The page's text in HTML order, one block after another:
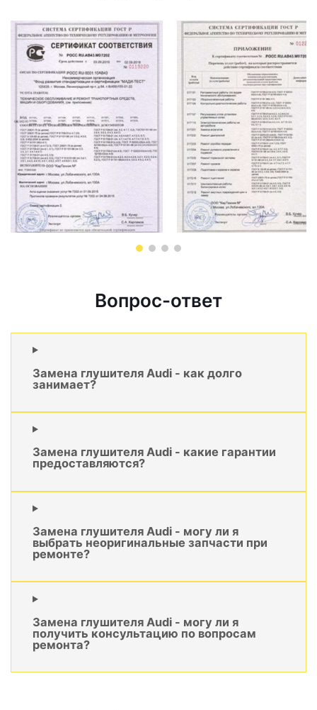
Вопрос-ответ
Замена глушителя Audi - как долго
занимает?
Замена глушителя Audi - какие гарантии
предоставляются?
Замена глушителя Audi - могу ли я
выбрать неоригинальные запчасти при
ремонте?
Замена глушителя Audi - могу ли я
получить консультацию по вопросам
ремонта?